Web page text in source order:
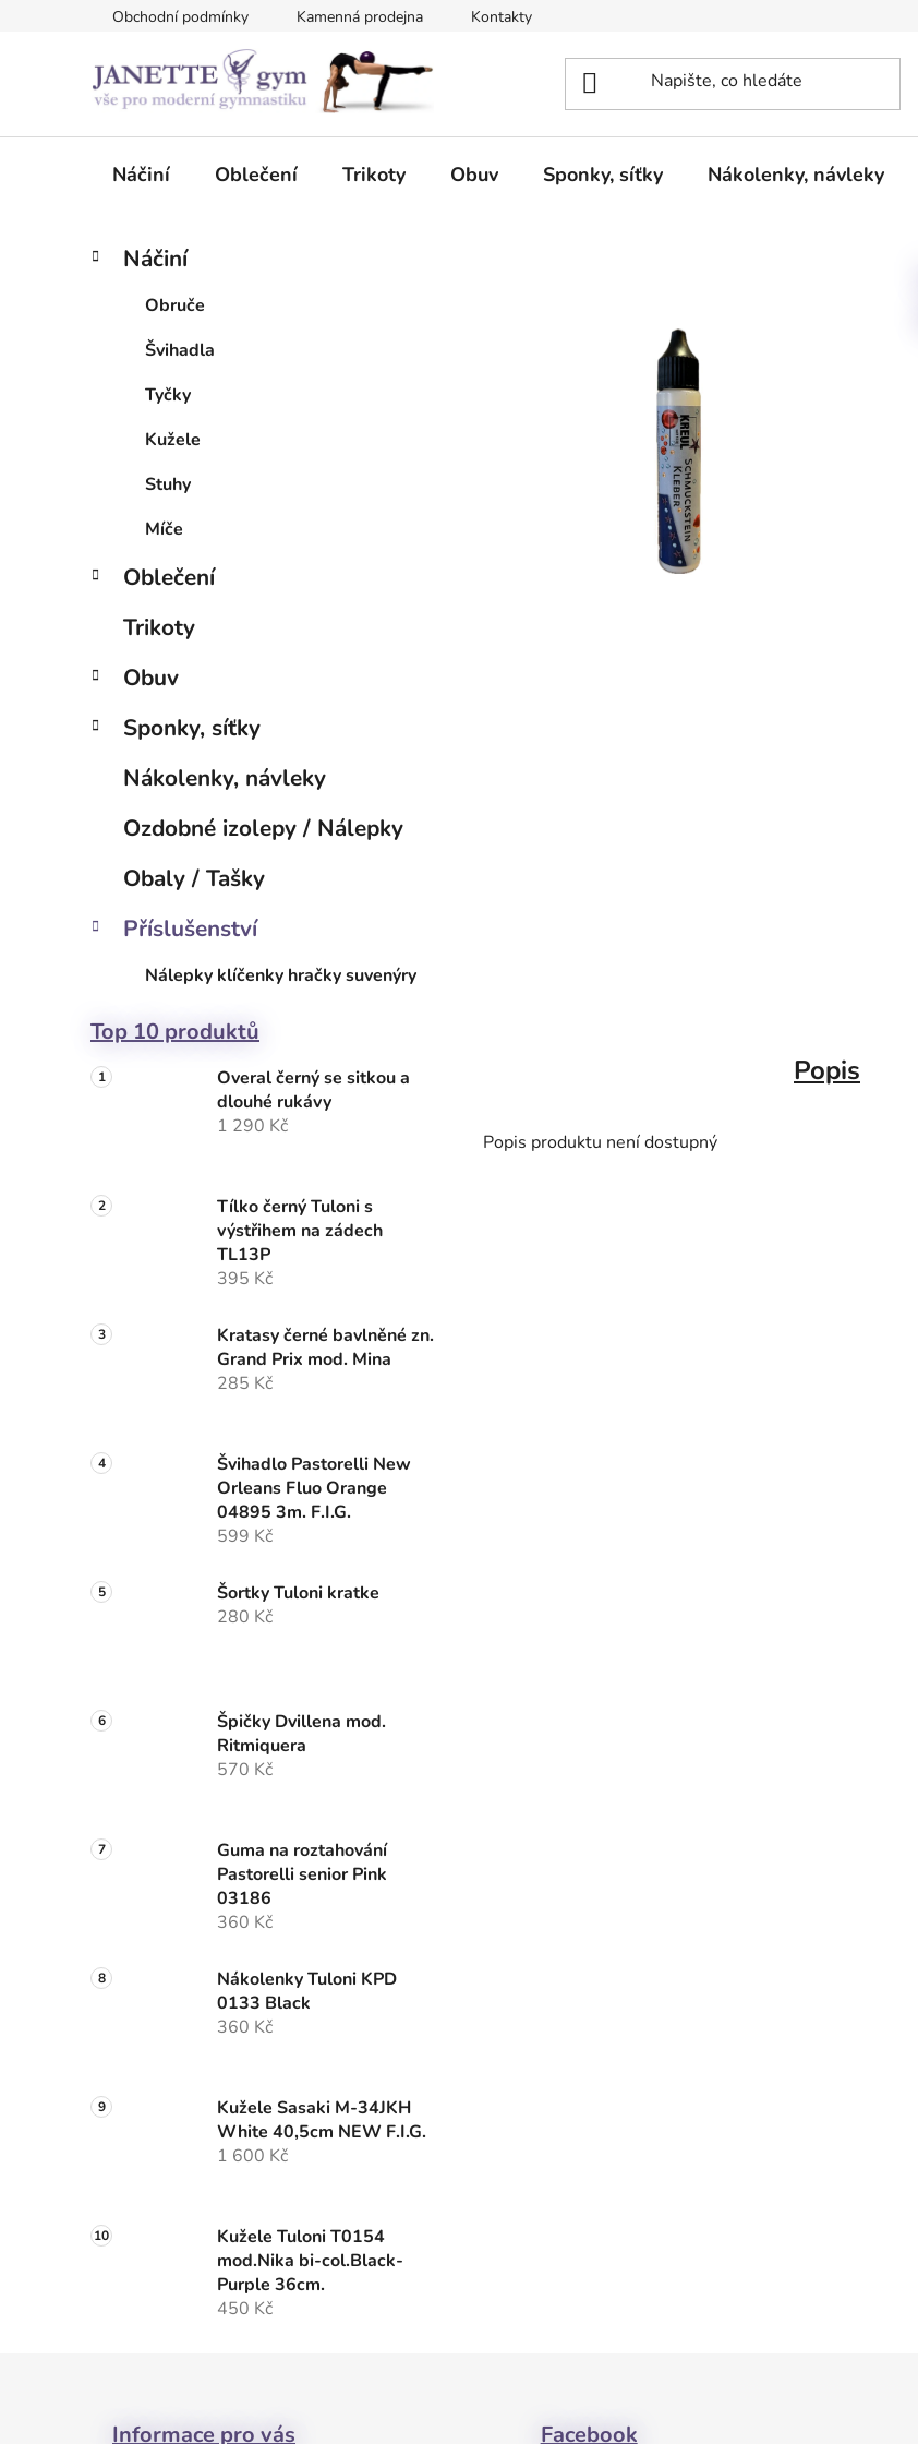
Obchodní podmínky Kamenná prodejna Kontakty
Náčiní Oblečení Trikoty Obuv Sponky, síťky Nákolenky, návleky
P
e
Přeskočit
kategorie
K
a
Náčiní
Obruče
Švihadla
Tyčky
Kužele
Stuhy
Míče
Oblečení
Trikoty
Obuv
Sponky, síťky
Nákolenky, návleky
Ozdobné izolepy / Nálepky
Obaly / Tašky
Příslušenství
Nálepky klíčenky hračky suvenýry
Top 10 produktů
Overal černý se sitkou a
dlouhé rukávy
1 290 Kč
Tílko černý Tuloni s
výstřihem na zádech
TL13P
395 Kč
Kratasy černé bavlněné zn.
Grand Prix mod. Mina
285 Kč
Švihadlo Pastorelli New
Orleans Fluo Orange
04895 3m. F.I.G.
599 Kč
Šortky Tuloni kratke
280 Kč
Špičky Dvillena mod.
Ritmiquera
570 Kč
Guma na roztahování
Pastorelli senior Pink
03186
360 Kč
Nákolenky Tuloni KPD
0133 Black
360 Kč
Kužele Sasaki M-34JKH
White 40,5cm NEW F.I.G.
1 600 Kč
Kužele Tuloni T0154
mod.Nika bi-col.Black-
Purple 36cm.
450 Kč
Popis
Popis produktu není dostupný
Informace pro vás Facebook